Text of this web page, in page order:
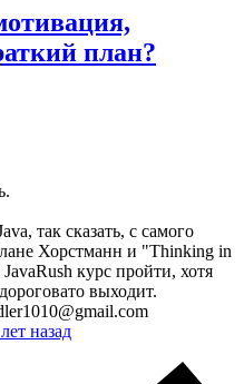
план?
так сказать, с самого
Хорстманн и "Thinking in
курс пройти, хотя
выходит.
назад